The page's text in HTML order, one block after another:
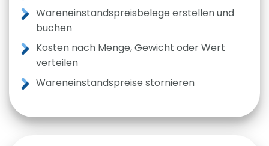
Wareneinstandspreisbelege erstellen und
buchen
Kosten nach Menge, Gewicht oder Wert
verteilen
Wareneinstandspreise stornieren